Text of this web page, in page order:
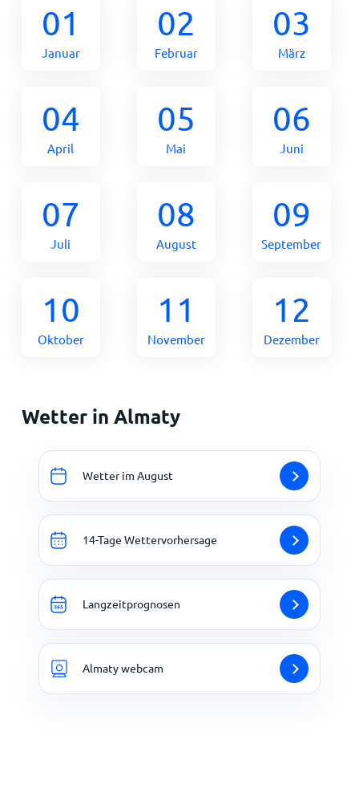
01
Januar
02
Februar
03
März
04
April
05
Mai
06
Juni
07
Juli
08
August
09
September
10
Oktober
11
November
12
Dezember
Wetter in Almaty
Wetter im August
14-Tage Wettervorhersage
Langzeitprognosen
Almaty webcam